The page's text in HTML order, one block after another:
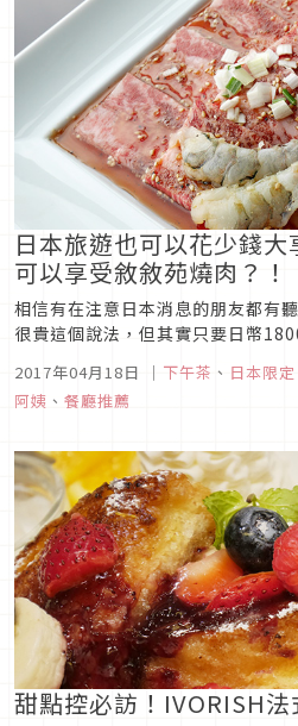
日本旅遊也可以花少錢
可以享受敘敘苑燒肉？！
相信有在注意日本消息的朋友都有
很貴這個說法，但其實只要日幣
2017年04月18日 ｜ 下午茶 、 日本限定
阿姨 、 餐廳推薦
甜點控必訪！IVORISH